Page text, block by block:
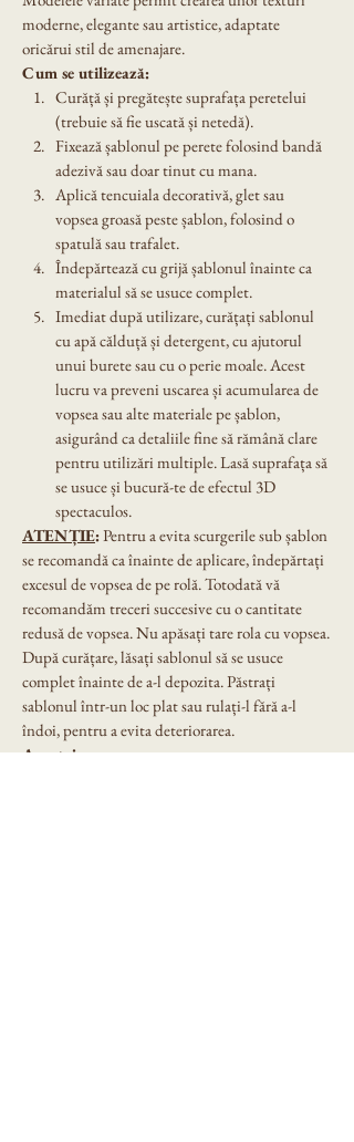
moderne, elegante sau artistice, adaptate
oricărui stil de amenajare.
Cum se utilizează:
Curăță și pregătește suprafața peretelui
(trebuie să fie uscată și netedă).
Fixează șablonul pe perete folosind bandă
adezivă sau doar tinut cu mana.
Aplică tencuiala decorativă, glet sau
vopsea groasă peste șablon, folosind o
spatulă sau trafalet.
Îndepărtează cu grijă șablonul înainte ca
materialul să se usuce complet.
Imediat după utilizare, curățați sablonul
cu apă călduță și detergent, cu ajutorul
unui burete sau cu o perie moale. Acest
lucru va preveni uscarea și acumularea de
vopsea sau alte materiale pe șablon,
asigurând ca detaliile fine să rămână clare
pentru utilizări multiple. Lasă suprafața să
se usuce și bucură-te de efectul 3D
spectaculos.
ATENȚIE: Pentru a evita scurgerile sub șablon
se recomandă ca înainte de aplicare, îndepărtați
excesul de vopsea de pe rolă. Totodată vă
recomandăm treceri succesive cu o cantitate
redusă de vopsea. Nu apăsați tare rola cu vopsea.
După curățare, lăsați sablonul să se usuce
complet înainte de a-l depozita. Păstrați
sablonul într-un loc plat sau rulați-l fără a-l
îndoi, pentru a evita deteriorarea.
Avantaje: